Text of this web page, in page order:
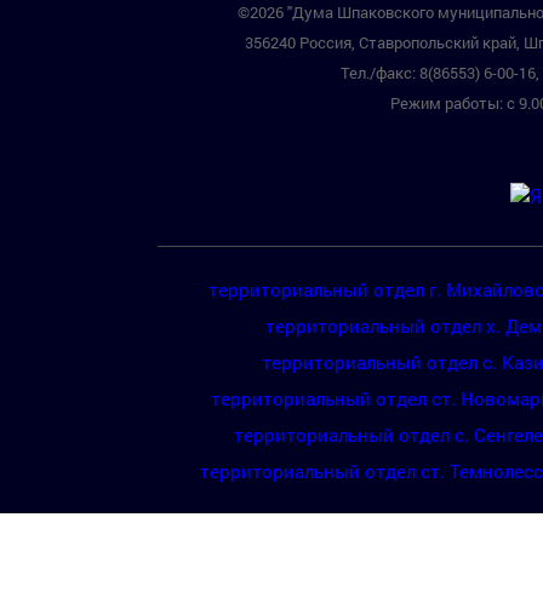
©2026 "Дума Шпаковского
356240 Россия, Ставропольский край,
Тел./факс: 8(86553) 6-00-
Режим работы: с
территориальный отдел г.
территориальный отдел х.
территориальный отдел с.
территориальный отдел ст.
территориальный отдел с.
территориальный отдел ст.